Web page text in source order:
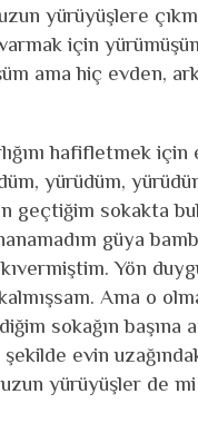
yürüyüşlere
için
ama hiç evden,
hafifletmek için
yürüdüm,
sokakta
güya
Yön
Ama o
sokağın
evin
yürüyüşler de